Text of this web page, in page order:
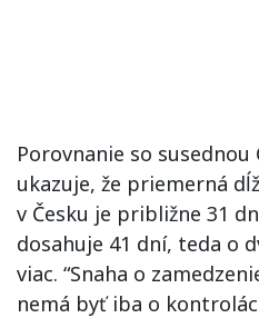
Porovnanie so
ukazuje, že priemerná
v Česku je približne 31
dosahuje 41 dní, teda o
viac. “Snaha o
nemá byť iba o